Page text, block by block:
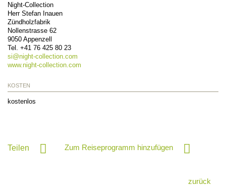
Night-Collection
Herr Stefan Inauen
Zündholzfabrik
Nollenstrasse 62
9050 Appenzell
Tel. +41 76 425 80 23
si@night-collection.com
www.night-collection.com
KOSTEN
kostenlos
Teilen Zum Reiseprogramm hinzufügen
zurück